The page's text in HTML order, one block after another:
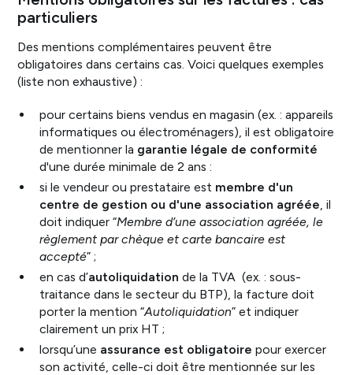
particuliers
Des mentions complémentaires peuvent être
obligatoires dans certains cas. Voici quelques exemples
(liste non exhaustive) :
pour certains biens vendus en magasin (ex. : appareils
informatiques ou électroménagers), il est obligatoire
de mentionner la garantie légale de conformité
d'une durée minimale de 2 ans :
si le vendeur ou prestataire est membre d'un
centre de gestion ou d'une association agréée, il
doit indiquer “Membre d’une association agréée, le
règlement par chèque et carte bancaire est
accepté” ;
en cas d’autoliquidation de la TVA (ex. : sous-
traitance dans le secteur du BTP), la facture doit
porter la mention “Autoliquidation” et indiquer
clairement un prix HT ;
lorsqu’une assurance est obligatoire pour exercer
son activité, celle-ci doit être mentionnée sur les